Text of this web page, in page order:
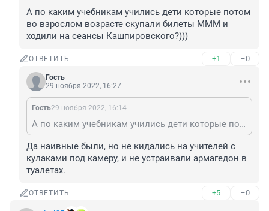
А по каким учебникам учились дети которые потом
во взрослом возрасте скупали билеты МММ и
ходили на сеансы Кашпировского?)))
ОТВЕТИТЬ +1 –0
Гость
29 ноября 2022, 16:27
Гость29 ноября 2022, 16:14
А по каким учебникам учились дети которые потом во взрослом возрасте скупали билеты МММ и ходили на сеансы Кашпировского?)))
Да наивные были, но не кидались на учителей с
кулаками под камеру, и не устраивали армагедон в
туалетах.
ОТВЕТИТЬ +5 –0